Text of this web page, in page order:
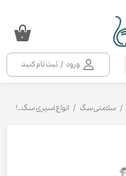
ورود / ثبت نام کنید
۰
سلامتی سگ انواع اسپری سگ